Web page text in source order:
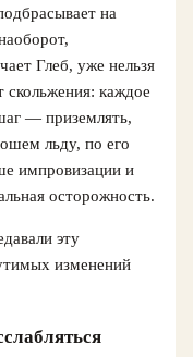
на
Глеб, уже нельзя
скольжения: каждое
— приземлять,
льду, по его
импровизации и
осторожность.
эту
изменений